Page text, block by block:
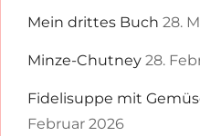
Mein drittes Buch 28.
Minze-Chutney 28.
Fidelisuppe mit
Februar 2026